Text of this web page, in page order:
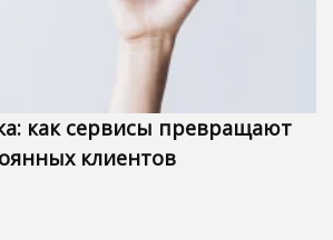
как сервисы превращают
клиентов